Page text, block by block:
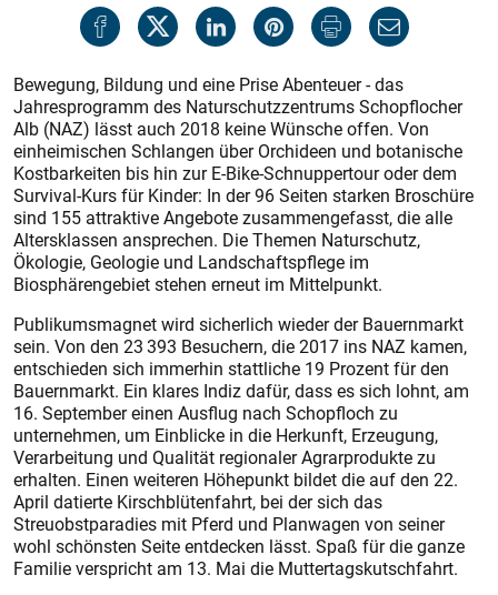
Bewegung, Bildung und eine Prise Abenteuer - das
Jahresprogramm des Naturschutzzentrums Schopflocher
Alb (NAZ) lässt auch 2018 keine Wünsche offen. Von
einheimischen Schlangen über Orchideen und botanische
Kostbarkeiten bis hin zur E-Bike-Schnuppertour oder dem
Survival-Kurs für Kinder: In der 96 Seiten starken Broschüre
sind 155 attraktive Angebote zusammengefasst, die alle
Altersklassen ansprechen. Die Themen Naturschutz,
Ökologie, Geologie und Landschaftspflege im
Biosphärengebiet stehen erneut im Mittelpunkt.
Publikumsmagnet wird sicherlich wieder der Bauernmarkt
sein. Von den 23 393 Besuchern, die 2017 ins NAZ kamen,
entschieden sich immerhin stattliche 19 Prozent für den
Bauernmarkt. Ein klares Indiz dafür, dass es sich lohnt, am
16. September einen Ausflug nach Schopfloch zu
unternehmen, um Einblicke in die Herkunft, Erzeugung,
Verarbeitung und Qualität regionaler Agrarprodukte zu
erhalten. Einen weiteren Höhepunkt bildet die auf den 22.
April datierte Kirschblütenfahrt, bei der sich das
Streuobstparadies mit Pferd und Planwagen von seiner
wohl schönsten Seite entdecken lässt. Spaß für die ganze
Familie verspricht am 13. Mai die Muttertagskutschfahrt.